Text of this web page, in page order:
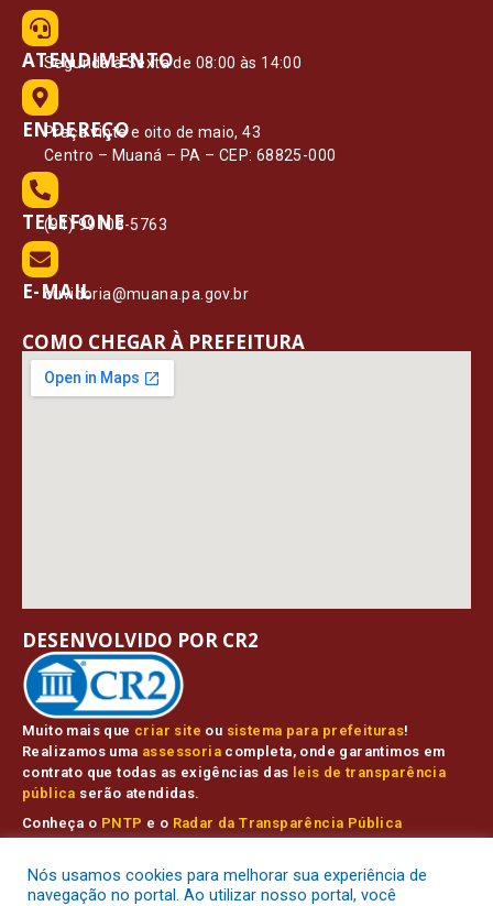
ATENDIMENTO
Segunda à Sexta de 08:00 às 14:00
ENDEREÇO
Praça vinte e oito de maio, 43
Centro – Muaná – PA – CEP: 68825-000
TELEFONE
(91) 99108-5763
E-MAIL
ouvidoria@muana.pa.gov.br
COMO CHEGAR À PREFEITURA
Muito mais que criar site ou sistema para prefeituras!
Realizamos uma assessoria completa, onde garantimos em
contrato que todas as exigências das leis de transparência
pública serão atendidas.
Conheça o PNTP e o Radar da Transparência Pública
DESENVOLVIDO POR CR2
Nós usamos cookies para melhorar sua experiência de
navegação no portal. Ao utilizar nosso portal, você